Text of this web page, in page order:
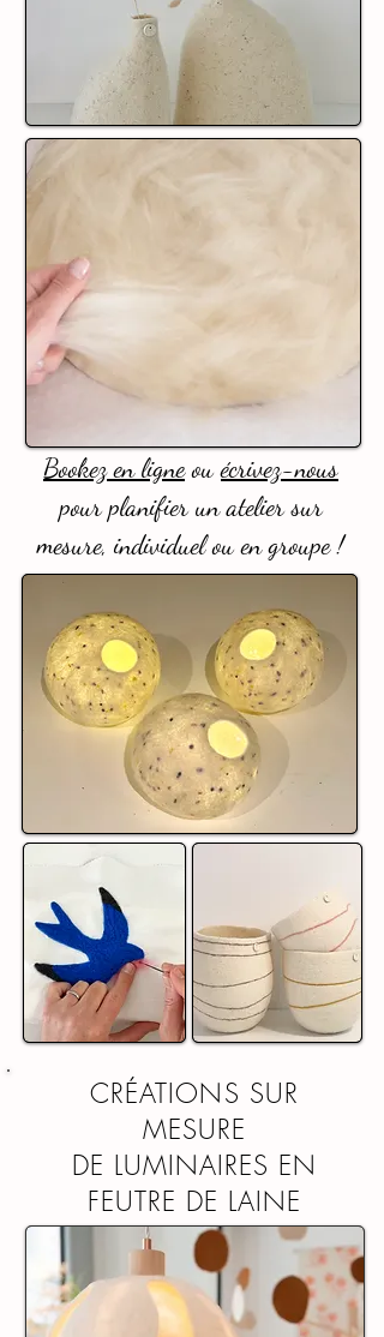
Bookez en ligneouécrivez-nous
pour planifier un atelier sur
mesure, individuel ou en groupe !
CRÉATIONS SUR
MESURE
DE LUMINAIRES EN
FEUTRE DE LAINE